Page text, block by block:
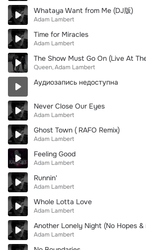
Whataya Want from Me (DJ版)
Adam Lambert
Time for Miracles
Adam Lambert
Queen Adam Lambert
Аудиозапись недоступна
Never Close Our Eyes
Adam Lambert
Ghost Town ( RAFO Remix)
Adam Lambert
Feeling Good
Adam Lambert
Runnin'
Adam Lambert
Whole Lotta Love
Adam Lambert
Adam Lambert